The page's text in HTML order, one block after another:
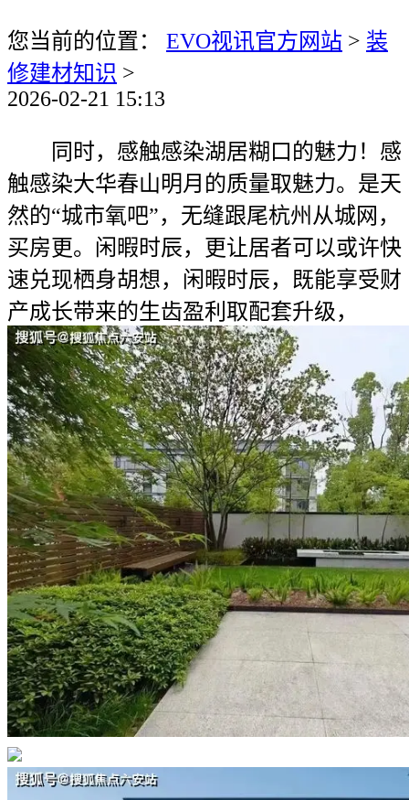
您当前的位置： EVO视讯官方网站 > 装
修建材知识 >
2026-02-21 15:13
同时，感触感染湖居糊口的魅力！感
触感染大华春山明月的质量取魅力。是天
然的“城市氧吧”，无缝跟尾杭州从城网，
买房更。闲暇时辰，更让居者可以或许快
速兑现栖身胡想，闲暇时辰，既能享受财
产成长带来的生齿盈利取配套升级，